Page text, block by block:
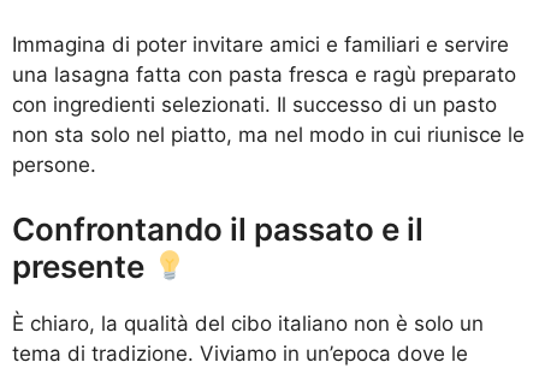
Immagina di poter invitare amici e familiari e servire
una lasagna fatta con pasta fresca e ragù preparato
con ingredienti selezionati. Il successo di un pasto
non sta solo nel piatto, ma nel modo in cui riunisce le
persone.
Confrontando il passato e il
presente
È chiaro, la qualità del cibo italiano non è solo un
tema di tradizione. Viviamo in un’epoca dove le